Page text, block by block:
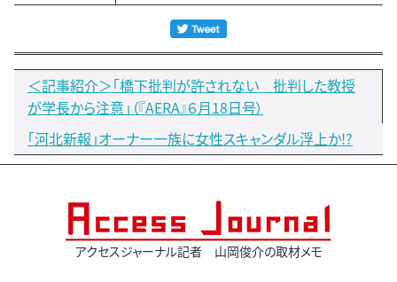
＜記事紹介＞「橋下批判が許されない 批判した教授
が学長から注意」（『AERA』６月18日号）
「河北新報」オーナー一族に女性スキャンダル浮上か!?
アクセスジャーナル記者 山岡俊介の取材メモ